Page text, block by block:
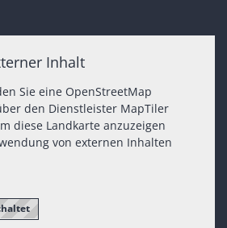
Inhalt
Sie eine OpenStreetMap
den Dienstleister MapTiler
diese Landkarte anzuzeigen
von externen Inhalten